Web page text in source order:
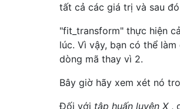
tất cả các giá trị và sau
"fit_transform" thực hiện
lúc. Vì vậy, bạn có thể
dòng mã thay vì 2.
Bây giờ hãy xem xét nó
Đối với tập huấn luyện X,